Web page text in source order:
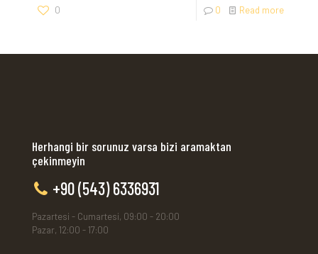
0 0 Read more
Herhangi bir sorunuz varsa bizi aramaktan
çekinmeyin
+90 (543) 6336931
Pazartesi - Cumartesi, 09:00 - 20:00
Pazar, 12:00 - 17:00